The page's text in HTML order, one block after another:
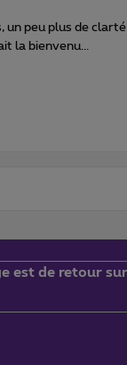
un peu plus de
la bienvenu...
est de retour